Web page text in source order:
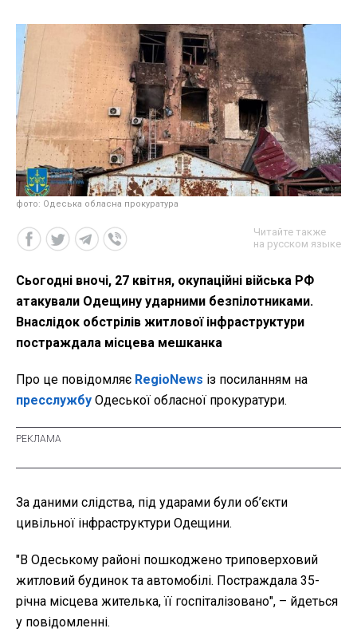
фото: Одеська обласна прокуратура
Читайте также
на русском языке
Сьогодні вночі, 27 квітня, окупаційні війська РФ
атакували Одещину ударними безпілотниками.
Внаслідок обстрілів житлової інфраструктури
постраждала місцева мешканка
Про це повідомляє RegioNews із посиланням на
пресслужбу Одеської обласної прокуратури.
За даними слідства, під ударами були об’єкти
цивільної інфраструктури Одещини.
"В Одеському районі пошкоджено триповерховий
житловий будинок та автомобілі. Постраждала 35-
річна місцева жителька, її госпіталізовано", – йдеться
у повідомленні.